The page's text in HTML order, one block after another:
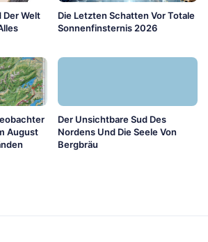
Der Welt
Die Letzten Schatten Vor Totale
Sonnenfinsternis 2026
August
Der Unsichtbare Sud Des
Nordens Und Die Seele Von
Bergbräu